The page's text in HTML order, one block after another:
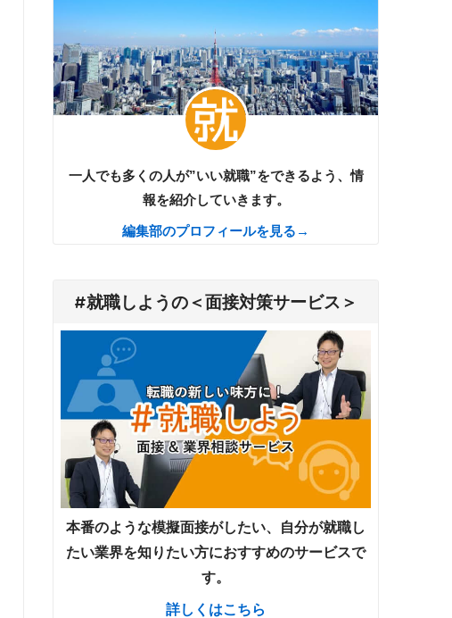
一人でも多くの人が”いい就職”をできるよう、情
報を紹介していきます。
編集部のプロフィールを見る→
#就職しようの＜面接対策サービス＞
本番のような模擬面接がしたい、自分が就職し
たい業界を知りたい方におすすめのサービスで
す。
詳しくはこちら